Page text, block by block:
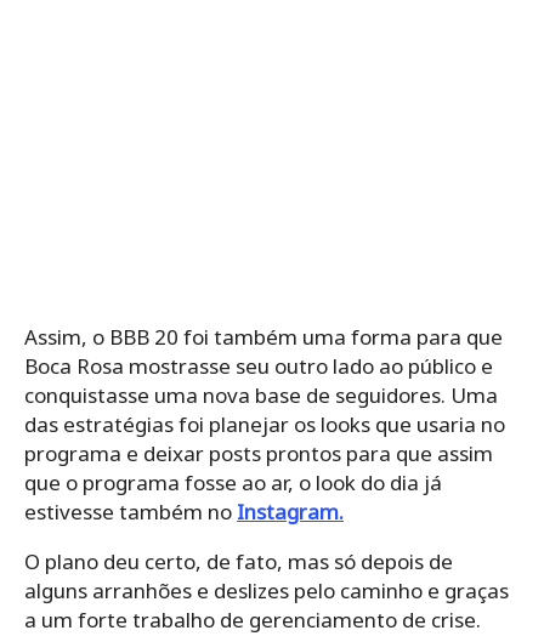
Assim, o BBB 20 foi também uma forma para que
Boca Rosa mostrasse seu outro lado ao público e
conquistasse uma nova base de seguidores. Uma
das estratégias foi planejar os looks que usaria no
programa e deixar posts prontos para que assim
que o programa fosse ao ar, o look do dia já
estivesse também no Instagram.
O plano deu certo, de fato, mas só depois de
alguns arranhões e deslizes pelo caminho e graças
a um forte trabalho de gerenciamento de crise.